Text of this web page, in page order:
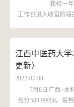
我校一年一
工作也进入收官阶段
取了招生就业处关
对招生就业处应对疫
江西中医药大
更新）
2022-07-08
7月8日广西<本
合分500.99956。投